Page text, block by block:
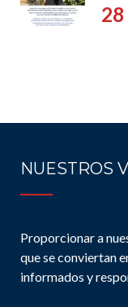
NUESTROS
Proporcionar a
que se conviertan
informados y